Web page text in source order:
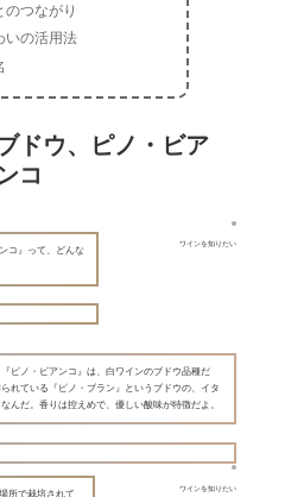
のつながり
いの活用法
ドウ、ピノ・ビア
コ
ワインを知りたい
コ』って、どんな
ピノ・ビアンコ』は、白ワインのブドウ品種だ
れている『ピノ・ブラン』というブドウの、イタ
んだ。香りは控えめで、優しい酸味が特徴だよ。
ワインを知りたい
所で栽培されて